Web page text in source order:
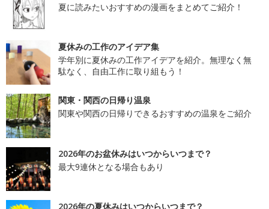
夏に読みたいおすすめの漫画をまとめてご紹介！
夏休みの工作のアイデア集
学年別に夏休みの工作アイデアを紹介。無理なく無
駄なく、自由工作に取り組もう！
関東・関西の日帰り温泉
関東や関西の日帰りできるおすすめの温泉をご紹介
2026年のお盆休みはいつからいつまで？
最大9連休となる場合もあり
2026年の夏休みはいつからいつまで？